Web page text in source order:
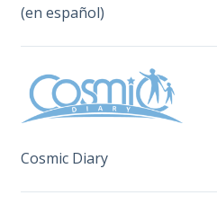
(en español)
Cosmic Diary